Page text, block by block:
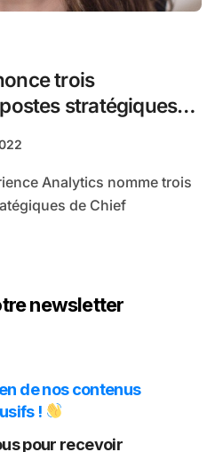
trois
stratégiques
de Chief
newsletter
de nos contenus
!
pour recevoir